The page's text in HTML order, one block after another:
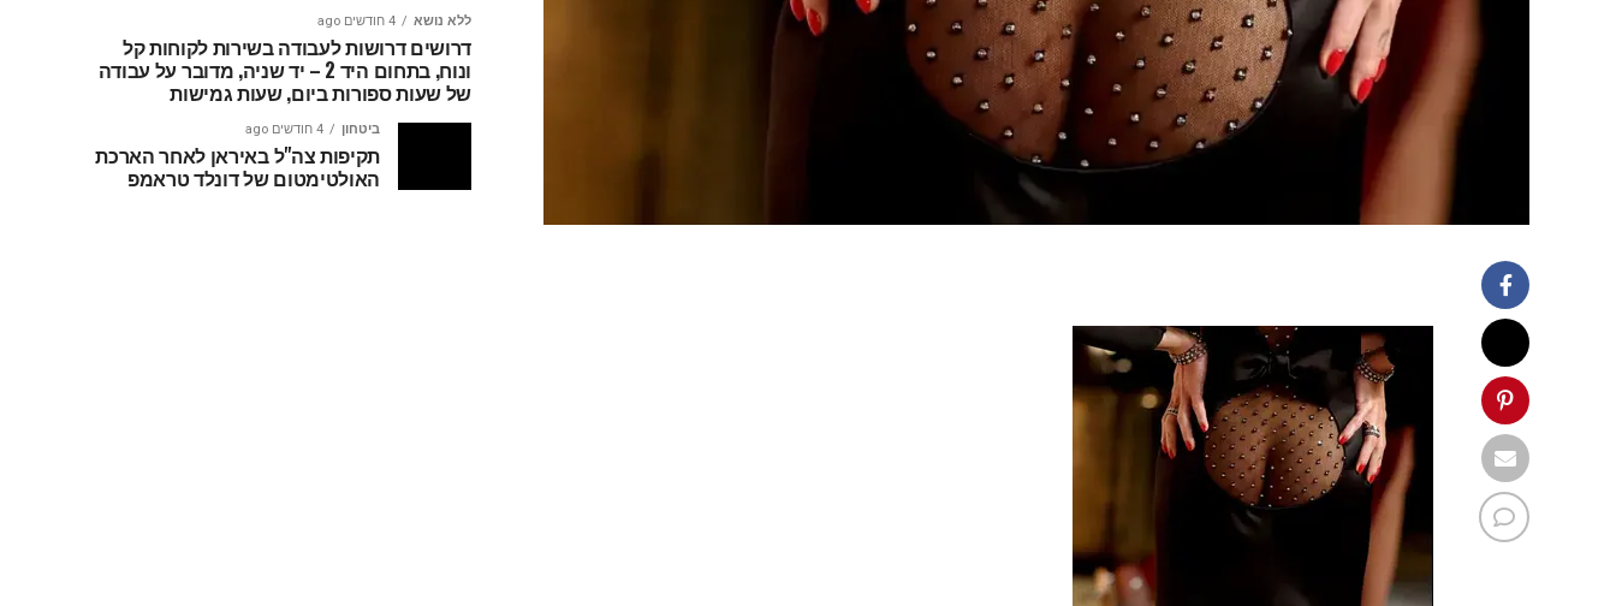
ללא נושא 4 חודשים ago
דרושים דרושות לעבודה בשירות לקוחות קל
ונוח, בתחום היד 2 – יד שניה, מדובר על עבודה
של שעות ספורות ביום, שעות גמישות
ביטחון 4 חודשים ago
תקיפות צה"ל באיראן לאחר הארכת
האולטימטום של דונלד טראמפ